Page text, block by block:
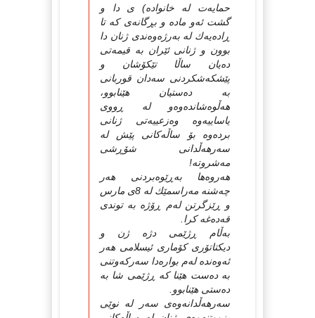
حمایه‌ت له‌ خانواده‌) ی دا و
گشت ئه‌و ماده‌ و بڕگانه‌ی كه‌ تا
ڕاده‌یه‌ك له‌ به‌رژه‌وه‌ندی ژنان دا
بوون و ژنانی ئێران به‌ قیمه‌تی
ده‌یان ساڵا تێكۆشان و
پێشكه‌شكردنی سه‌دان قوربانی
به‌ ده‌ستیان هێنابوو،
هه‌ڵوه‌شانده‌وه‌و له‌ ڕووی
یاساییه‌وه‌ وه‌زعییه‌تی ژنانی
برده‌وه‌ بۆ ساڵه‌كانی پێش له‌
سه‌رهه‌ڵدانی شۆڕشی
مه‌شروته‌!
هه‌روه‌ها به‌ڕێوه‌بردنی هه‌ر
چه‌شنه‌ مه‌راسمێك له‌ 8ی مارس
و ڕێزگرتن له‌م ڕۆژه‌ به‌ توندی
قه‌ده‌غه‌ كرا.
به‌ڵام ڕژێمی دژه‌ ژن و
دیكتاتۆری كۆماری ئیسلامی هه‌ر
ئه‌وه‌نده‌ له‌م بواره‌دا سه‌ركه‌وتنی
به‌ ده‌ست هێنا كه‌ ڕژێمی شا به‌
ده‌ستی هێنابوو.
سه‌رهه‌ڵدانه‌وه‌ی سه‌ر له‌ نوێی